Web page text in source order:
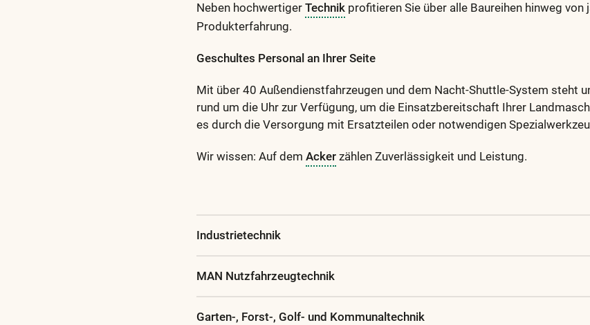
Neben hochwertiger Technik profitieren Sie über alle Baureihen hinweg von
Produkterfahrung.
Geschultes Personal an Ihrer Seite
Mit über 40 Außendienstfahrzeugen und dem Nacht-Shuttle-System steht
rund um die Uhr zur Verfügung, um die Einsatzbereitschaft Ihrer
es durch die Versorgung mit Ersatzteilen oder notwendigen
Wir wissen: Auf dem Acker zählen Zuverlässigkeit und Leistung.
weiteren
wichtigen
Begriffe
finden
Sie
Industrietechnik
MAN Nutzfahrzeugtechnik
Garten-, Forst-, Golf- und Kommunaltechnik